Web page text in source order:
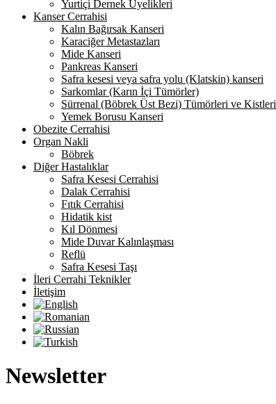
Yurtiçi Dernek Üyelikleri
Kanser Cerrahisi
Kalın Bağırsak Kanseri
Karaciğer Metastazları
Mide Kanseri
Pankreas Kanseri
Safra kesesi veya safra yolu (Klatskin) kanseri
Sarkomlar (Karın İçi Tümörler)
Sürrenal (Böbrek Üst Bezi) Tümörleri ve Kistleri
Yemek Borusu Kanseri
Obezite Cerrahisi
Organ Nakli
Böbrek
Diğer Hastalıklar
Safra Kesesi Cerrahisi
Dalak Cerrahisi
Fıtık Cerrahisi
Hidatik kist
Kıl Dönmesi
Mide Duvar Kalınlaşması
Reflü
Safra Kesesi Taşı
İleri Cerrahi Teknikler
İletişim
Newsletter